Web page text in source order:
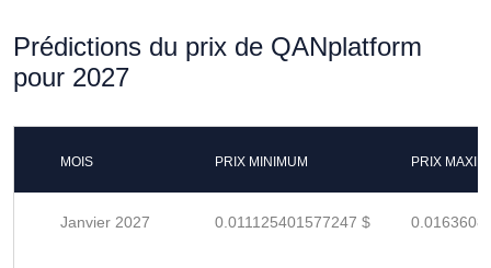
Prédictions du prix de QANplatform
pour 2027
MOIS PRIX MINIMUM PRIX
Janvier 2027 0.011125401577247 $